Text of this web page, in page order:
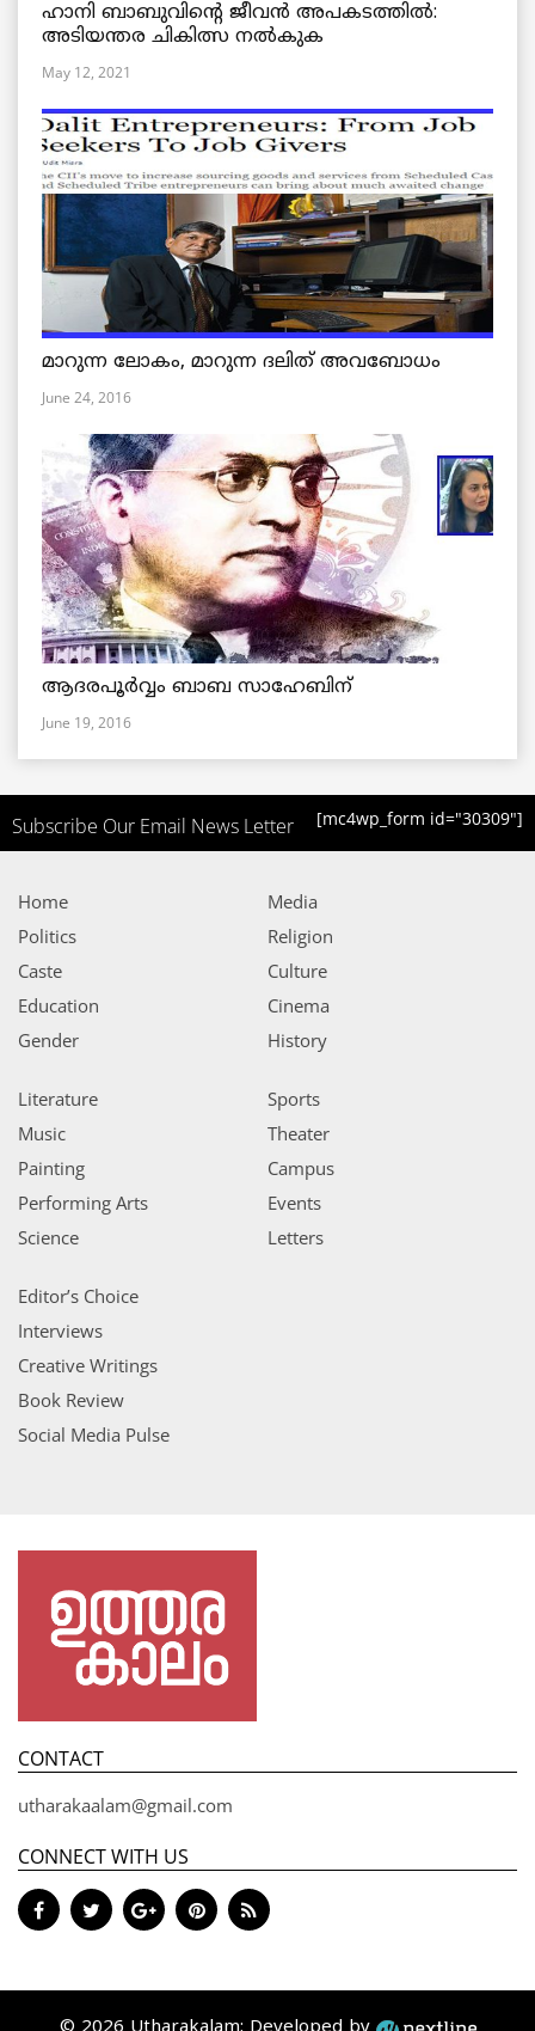
ഹാനി ബാബുവിന്റെ ജീവൻ അപകടത്തിൽ:
അടിയന്തര ചികിത്സ നൽകുക
May 12, 2021
മാറുന്ന ലോകം, മാറുന്ന ദലിത് അവബോധം
June 24, 2016
ആദരപൂര്‍വ്വം ബാബ സാഹേബിന്
June 19, 2016
Subscribe Our Email News Letter [mc4wp_form id="30309"]
Home
Politics
Caste
Education
Gender
Media
Religion
Culture
Cinema
History
Literature
Music
Painting
Performing Arts
Science
Sports
Theater
Campus
Events
Letters
Editor’s Choice
Interviews
Creative Writings
Book Review
Social Media Pulse
CONTACT
utharakaalam@gmail.com
CONNECT WITH US